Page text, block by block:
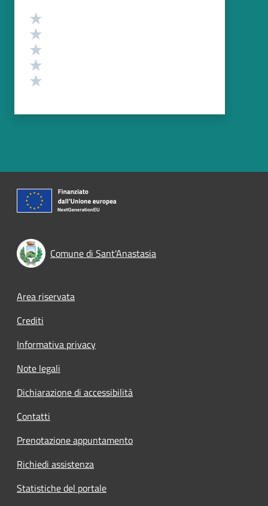
Valutazione
Comune di Sant'Anastasia
Footer menu
Area riservata
Crediti
Informativa privacy
Note legali
Dichiarazione di accessibilità
Contatti
Prenotazione appuntamento
Richiedi assistenza
Statistiche del portale